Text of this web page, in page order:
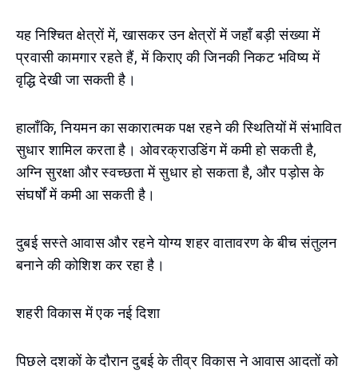
यह निश्चित क्षेत्रों में, खासकर उन क्षेत्रों में जहाँ बड़ी संख्या में
प्रवासी कामगार रहते हैं, में किराए की जिनकी निकट भविष्य में
वृद्धि देखी जा सकती है।
हालाँकि, नियमन का सकारात्मक पक्ष रहने की स्थितियों में संभावित
सुधार शामिल करता है। ओवरक्राउडिंग में कमी हो सकती है,
अग्नि सुरक्षा और स्वच्छता में सुधार हो सकता है, और पड़ोस के
संघर्षों में कमी आ सकती है।
दुबई सस्ते आवास और रहने योग्य शहर वातावरण के बीच संतुलन
बनाने की कोशिश कर रहा है।
शहरी विकास में एक नई दिशा
पिछले दशकों के दौरान दुबई के तीव्र विकास ने आवास आदतों को